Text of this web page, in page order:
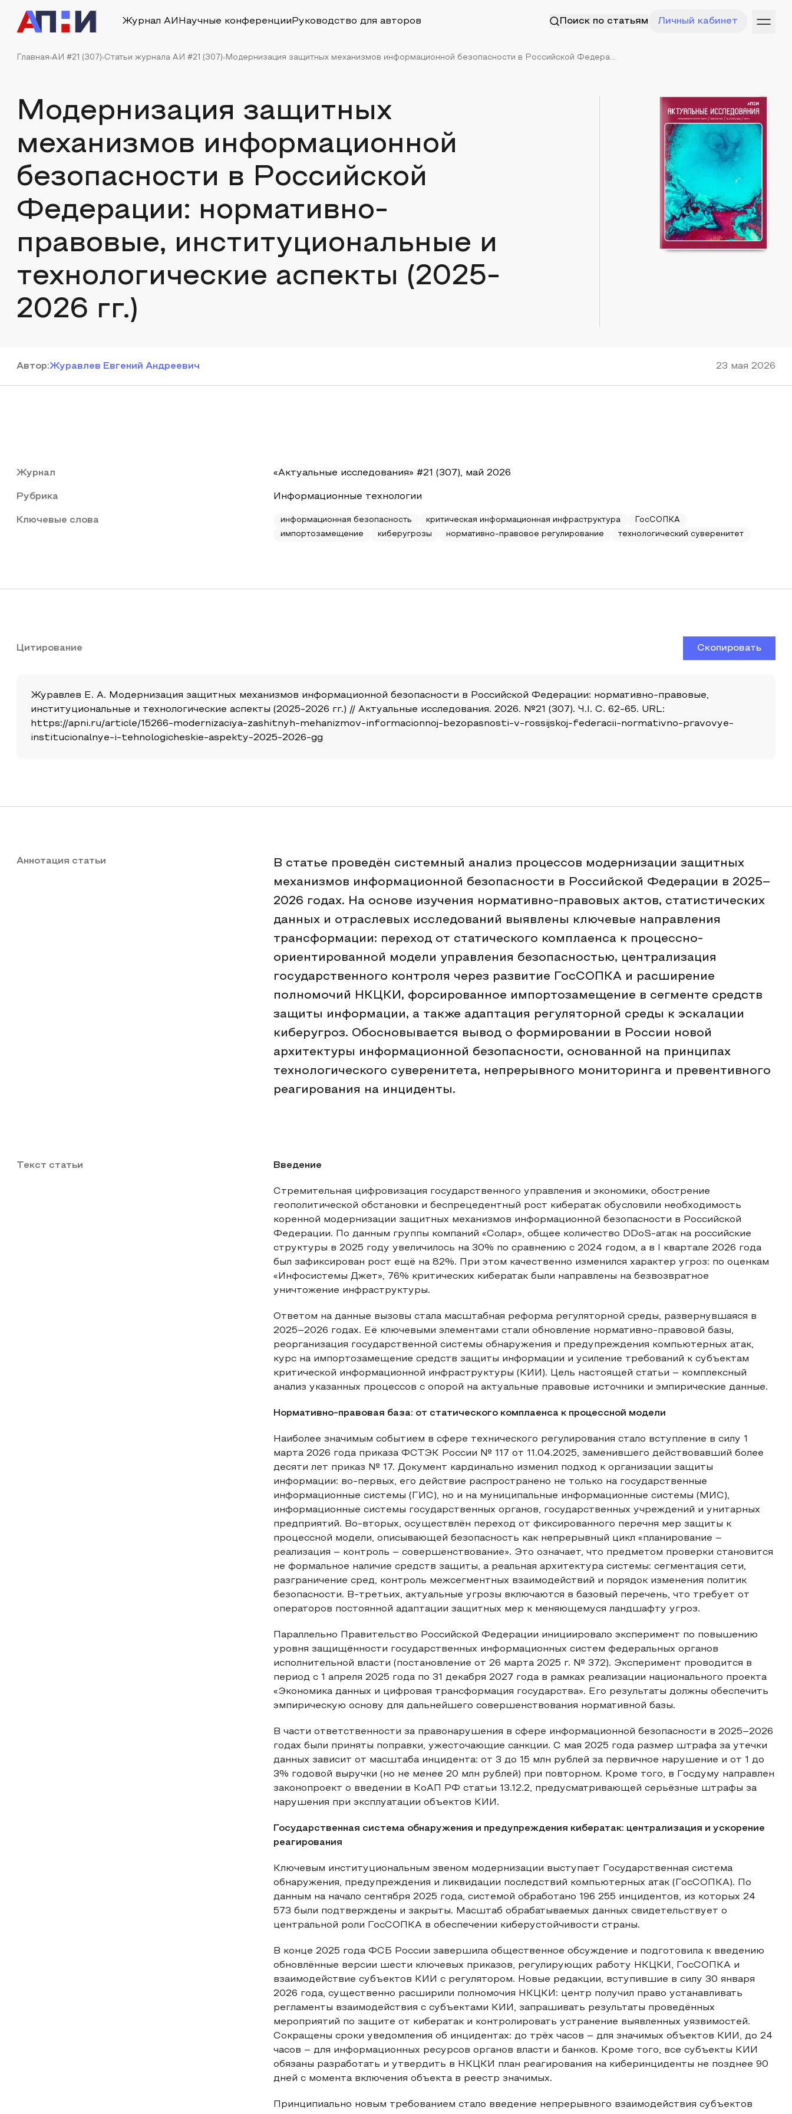
Журнал АИ Научные конференции Руководство для авторов Поиск по статьям Личный кабинет
Главная АИ #21 (307) Статьи журнала АИ #21 (307) Модернизация защитных механизмов информационной безопасности в Российской Федера...
Модернизация защитных
механизмов информационной
безопасности в Российской
Федерации: нормативно-
правовые, институциональные и
технологические аспекты (2025-
2026 гг.)
Автор:Журавлев Евгений Андреевич 23 мая 2026
Журнал «Актуальные исследования» #21 (307), май 2026
Рубрика Информационные технологии
Ключевые слова информационная безопасность критическая информационная инфраструктура
ГосСОПКА
импортозамещение
киберугрозы нормативно-правовое регулирование технологический суверенитет
Цитирование Скопировать
Журавлев Е. А. Модернизация защитных механизмов информационной безопасности в Российской Федерации: нормативно-правовые,
институциональные и технологические аспекты (2025-2026 гг.) // Актуальные исследования. 2026. №21 (307). Ч.I. С. 62-65. URL:
https://apni.ru/article/15266-modernizaciya-zashitnyh-mehanizmov-informacionnoj-bezopasnosti-v-rossijskoj-federacii-normativno-pravovye-
institucionalnye-i-tehnologicheskie-aspekty-2025-2026-gg
Аннотация статьи
В статье проведён системный анализ процессов модернизации защитных
механизмов информационной безопасности в Российской Федерации в 2025–
2026 годах. На основе изучения нормативно-правовых актов, статистических
данных и отраслевых исследований выявлены ключевые направления
трансформации: переход от статического комплаенса к процессно-
ориентированной модели управления безопасностью, централизация
государственного контроля через развитие ГосСОПКА и расширение
полномочий НКЦКИ, форсированное импортозамещение в сегменте средств
защиты информации, а также адаптация регуляторной среды к эскалации
киберугроз. Обосновывается вывод о формировании в России новой
архитектуры информационной безопасности, основанной на принципах
технологического суверенитета, непрерывного мониторинга и превентивного
реагирования на инциденты.
Текст статьи Введение
Стремительная цифровизация государственного управления и экономики, обострение
геополитической обстановки и беспрецедентный рост кибератак обусловили необходимость
коренной модернизации защитных механизмов информационной безопасности в Российской
Федерации. По данным группы компаний «Солар», общее количество DDoS-атак на российские
структуры в 2025 году увеличилось на 30% по сравнению с 2024 годом, а в I квартале 2026 года
был зафиксирован рост ещё на 82%. При этом качественно изменился характер угроз: по оценкам
«Инфосистемы Джет», 76% критических кибератак были направлены на безвозвратное
уничтожение инфраструктуры.
Ответом на данные вызовы стала масштабная реформа регуляторной среды, развернувшаяся в
2025–2026 годах. Её ключевыми элементами стали обновление нормативно-правовой базы,
реорганизация государственной системы обнаружения и предупреждения компьютерных атак,
курс на импортозамещение средств защиты информации и усиление требований к субъектам
критической информационной инфраструктуры (КИИ). Цель настоящей статьи – комплексный
анализ указанных процессов с опорой на актуальные правовые источники и эмпирические данные.
Нормативно-правовая база: от статического комплаенса к процессной модели
Наиболее значимым событием в сфере технического регулирования стало вступление в силу 1
марта 2026 года приказа ФСТЭК России № 117 от 11.04.2025, заменившего действовавший более
десяти лет приказ № 17. Документ кардинально изменил подход к организации защиты
информации: во-первых, его действие распространено не только на государственные
информационные системы (ГИС), но и на муниципальные информационные системы (МИС),
информационные системы государственных органов, государственных учреждений и унитарных
предприятий. Во-вторых, осуществлён переход от фиксированного перечня мер защиты к
процессной модели, описывающей безопасность как непрерывный цикл «планирование –
реализация – контроль – совершенствование». Это означает, что предметом проверки становится
не формальное наличие средств защиты, а реальная архитектура системы: сегментация сети,
разграничение сред, контроль межсегментных взаимодействий и порядок изменения политик
безопасности. В-третьих, актуальные угрозы включаются в базовый перечень, что требует от
операторов постоянной адаптации защитных мер к меняющемуся ландшафту угроз.
Параллельно Правительство Российской Федерации инициировало эксперимент по повышению
уровня защищённости государственных информационных систем федеральных органов
исполнительной власти (постановление от 26 марта 2025 г. № 372). Эксперимент проводится в
период с 1 апреля 2025 года по 31 декабря 2027 года в рамках реализации национального проекта
«Экономика данных и цифровая трансформация государства». Его результаты должны обеспечить
эмпирическую основу для дальнейшего совершенствования нормативной базы.
В части ответственности за правонарушения в сфере информационной безопасности в 2025–2026
годах были приняты поправки, ужесточающие санкции. С мая 2025 года размер штрафа за утечки
данных зависит от масштаба инцидента: от 3 до 15 млн рублей за первичное нарушение и от 1 до
3% годовой выручки (но не менее 20 млн рублей) при повторном. Кроме того, в Госдуму направлен
законопроект о введении в КоАП РФ статьи 13.12.2, предусматривающей серьёзные штрафы за
нарушения при эксплуатации объектов КИИ.
Государственная система обнаружения и предупреждения кибератак: централизация и ускорение
реагирования
Ключевым институциональным звеном модернизации выступает Государственная система
обнаружения, предупреждения и ликвидации последствий компьютерных атак (ГосСОПКА). По
данным на начало сентября 2025 года, системой обработано 196 255 инцидентов, из которых 24
573 были подтверждены и закрыты. Масштаб обрабатываемых данных свидетельствует о
центральной роли ГосСОПКА в обеспечении киберустойчивости страны.
В конце 2025 года ФСБ России завершила общественное обсуждение и подготовила к введению
обновлённые версии шести ключевых приказов, регулирующих работу НКЦКИ, ГосСОПКА и
взаимодействие субъектов КИИ с регулятором. Новые редакции, вступившие в силу 30 января
2026 года, существенно расширили полномочия НКЦКИ: центр получил право устанавливать
регламенты взаимодействия с субъектами КИИ, запрашивать результаты проведённых
мероприятий по защите от кибератак и контролировать устранение выявленных уязвимостей.
Сокращены сроки уведомления об инцидентах: до трёх часов – для значимых объектов КИИ, до 24
часов – для информационных ресурсов органов власти и банков. Кроме того, все субъекты КИИ
обязаны разработать и утвердить в НКЦКИ план реагирования на киберинциденты не позднее 90
дней с момента включения объекта в реестр значимых.
Принципиально новым требованием стало введение непрерывного взаимодействия субъектов